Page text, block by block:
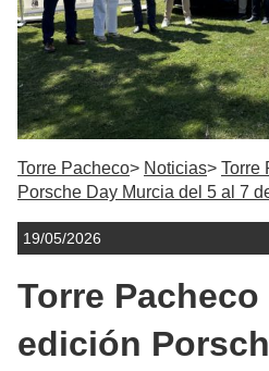
Torre Pacheco Noticias
Torre
Porsche Day Murcia del 5 al 7
19/05/2026
Torre
edición